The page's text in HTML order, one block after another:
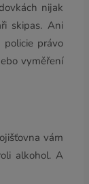
nijak
skipas. Ani
policie právo
vyměření
vám
alkohol. A